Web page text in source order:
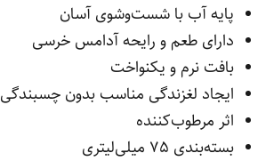
پایه آب با شست‌وشوی آسان
دارای طعم و رایحه آدامس خرسی
بافت نرم و یکنواخت
ایجاد لغزندگی مناسب بدون چسبندگی
اثر مرطوب‌کننده
بسته‌بندی 75 میلی‌لیتری